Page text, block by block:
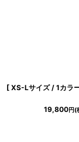
19,800円(